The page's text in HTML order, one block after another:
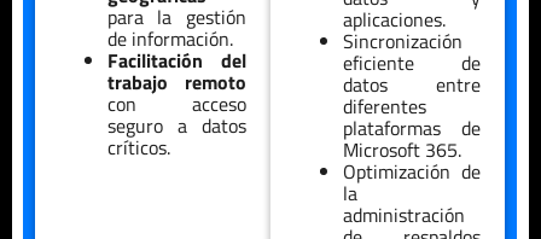
para la gestión
de información.
Facilitación del
trabajo remoto
con acceso
seguro a datos
críticos.
aplicaciones.
Sincronización
eficiente de
datos entre
diferentes
plataformas de
Microsoft 365.
Optimización de
la
administración